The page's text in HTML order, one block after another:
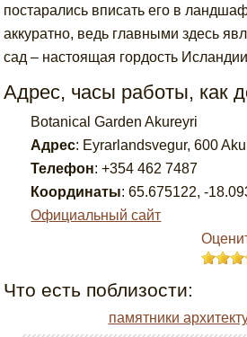
постарались вписать его в
аккуратно, ведь главными здесь
сад – настоящая гордость
Адрес, часы работы, как
Botanical Garden Akureyri
Адрес: Eyrarlandsvegur, 600
Телефон:+354 462 7487
Координаты: 65.675122,-
Официальный сайт
Что есть поблизости:
памятники